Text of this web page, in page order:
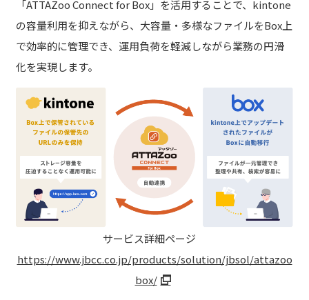
「ATTAZoo Connect for Box」を活用することで、kintone
の容量利用を抑えながら、大容量・多様なファイルをBox上
で効率的に管理でき、運用負荷を軽減しながら業務の円滑
化を実現します。
サービス詳細ページ
https://www.jbcc.co.jp/products/solution/jbsol/attazoo
box/